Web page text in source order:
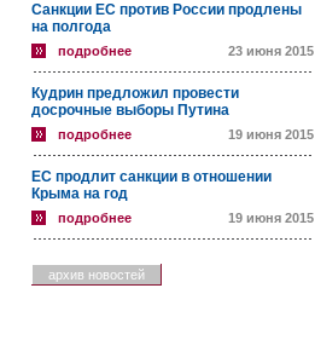
Санкции ЕС против России продлены
на полгода
подробнее 23 июня 2015
Кудрин предложил провести
досрочные выборы Путина
подробнее 19 июня 2015
ЕС продлит санкции в отношении
Крыма на год
подробнее 19 июня 2015
архив новостей